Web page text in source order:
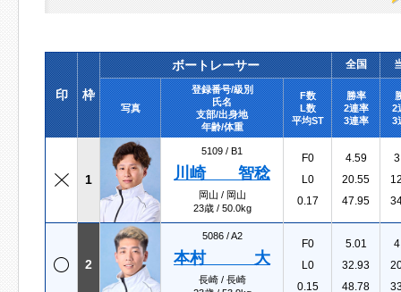
印 枠
ボートレーサー 全国
写真
登録番号/級別
氏名
支部/出身地
年齢/体重
F数
L数
平均ST
勝率
2連率
3連率
2
3
1
5109 / B1
川崎 智稔
岡山 / 岡山
23歳 / 50.0kg
F0
L0
0.17
4.59
20.55
47.95
2
5086 /A2
本村 大
長崎 / 長崎
F0
L0
0.15
5.01
32.93
48.78